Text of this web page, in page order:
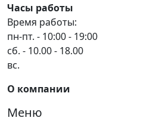
Часы работы
Время работы:
пн-пт. - 10:00 - 19:00
сб. - 10.00 - 18.00
вс.
О компании
Меню